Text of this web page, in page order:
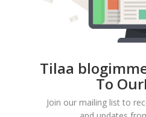
Tilaa
To
Join our mailing list to